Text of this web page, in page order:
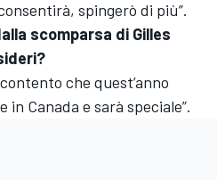
spingerò di più”.
scomparsa di Gilles
che quest’anno
Canada e sarà speciale”.